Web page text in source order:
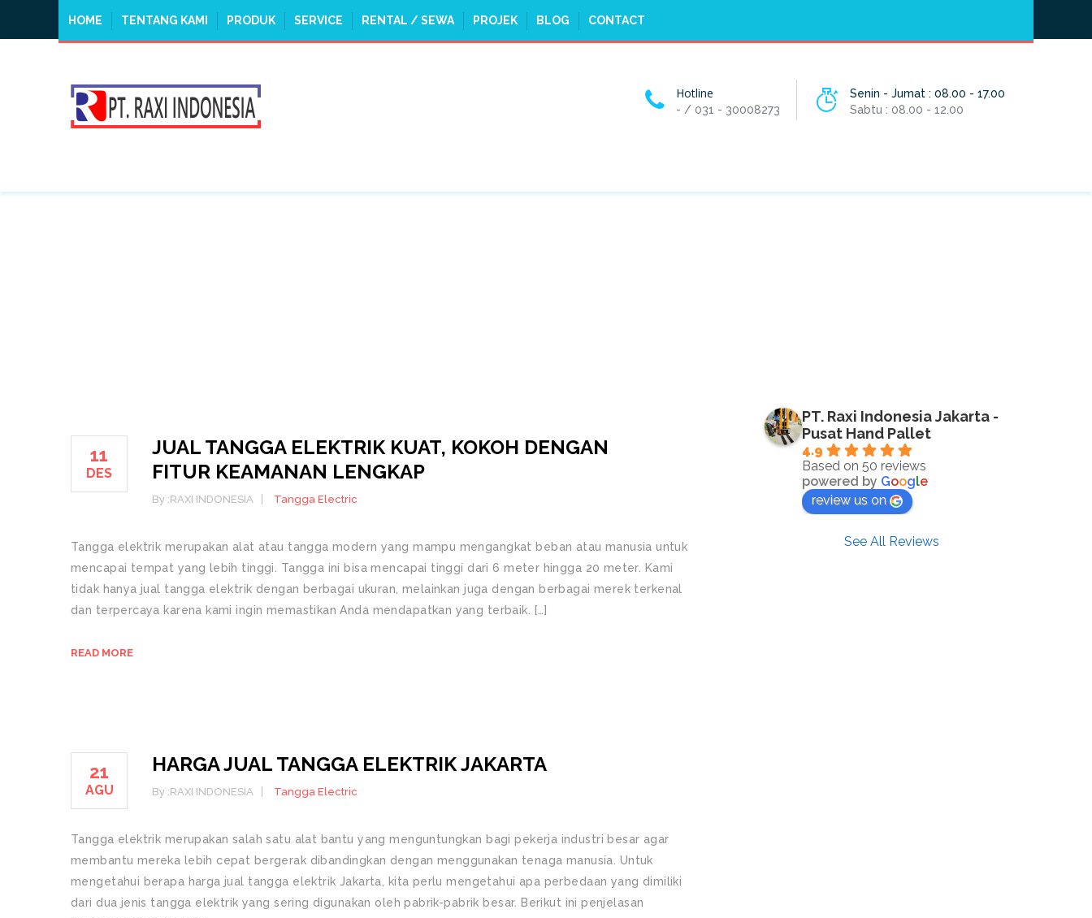
Senin - Jumat : 08.00 - 17.00
Sabtu : 08.00 - 12.00
Hotline
- / 031 - 30008273
HOME TENTANG KAMI PRODUK SERVICE RENTAL / SEWA PROJEK BLOG CONTACT
11
DES
JUAL TANGGA ELEKTRIK KUAT, KOKOH DENGAN
FITUR KEAMANAN LENGKAP
By :RAXI INDONESIA Tangga Electric
Tangga elektrik merupakan alat atau tangga modern yang mampu mengangkat beban atau manusia untuk
mencapai tempat yang lebih tinggi. Tangga ini bisa mencapai tinggi dari 6 meter hingga 20 meter. Kami
tidak hanya jual tangga elektrik dengan berbagai ukuran, melainkan juga dengan berbagai merek terkenal
dan terpercaya karena kami ingin memastikan Anda mendapatkan yang terbaik. […]
READ MORE
21
AGU
HARGA JUAL TANGGA ELEKTRIK JAKARTA
By :RAXI INDONESIA Tangga Electric
Tangga elektrik merupakan salah satu alat bantu yang menguntungkan bagi pekerja industri besar agar
membantu mereka lebih cepat bergerak dibandingkan dengan menggunakan tenaga manusia. Untuk
mengetahui berapa harga jual tangga elektrik Jakarta, kita perlu mengetahui apa perbedaan yang dimiliki
dari dua jenis tangga elektrik yang sering digunakan oleh pabrik-pabrik besar. Berikut ini penjelasan
PT. Raxi Indonesia Jakarta -
Pusat Hand Pallet
4.9
Based on 50 reviews
powered by Google
review us on
See All Reviews